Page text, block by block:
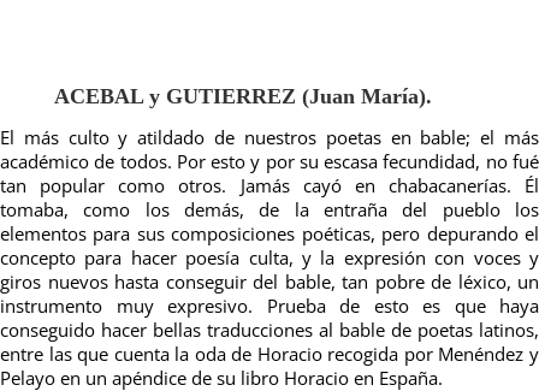
ACEBAL y GUTIERREZ (Juan María).
El más culto y atildado de nuestros poetas en bable; el más
académico de todos. Por esto y por su escasa fecundidad, no fué
tan popular como otros. Jamás cayó en chabacanerías. Él
tomaba, como los demás, de la entraña del pueblo los
elementos para sus composiciones poéticas, pero depurando el
concepto para hacer poesía culta, y la expresión con voces y
giros nuevos hasta conseguir del bable, tan pobre de léxico, un
instrumento muy expresivo. Prueba de esto es que haya
conseguido hacer bellas traducciones al bable de poetas latinos,
entre las que cuenta la oda de Horacio recogida por Menéndez y
Pelayo en un apéndice de su libro Horacio en España.